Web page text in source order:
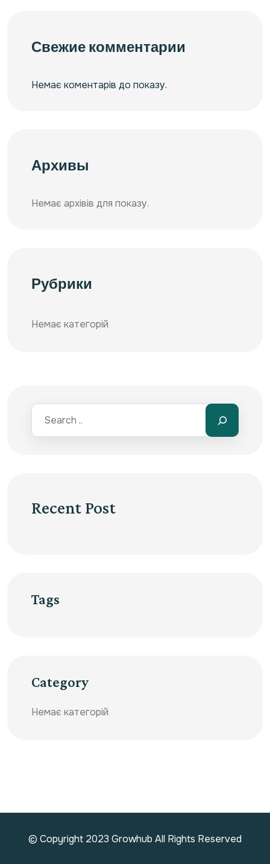
Свежие комментарии
Немає коментарів до показу.
Архивы
Немає архівів для показу.
Рубрики
Немає категорій
Recent Post
Tags
Category
Немає категорій
© Copyright 2023 Growhub All Rights Reserved